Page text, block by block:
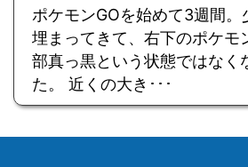
ポケモンGOを始めて3週間。
埋まってきて、右下のポケモ
部真っ黒という状態ではなく
た。 近くの大き･･･